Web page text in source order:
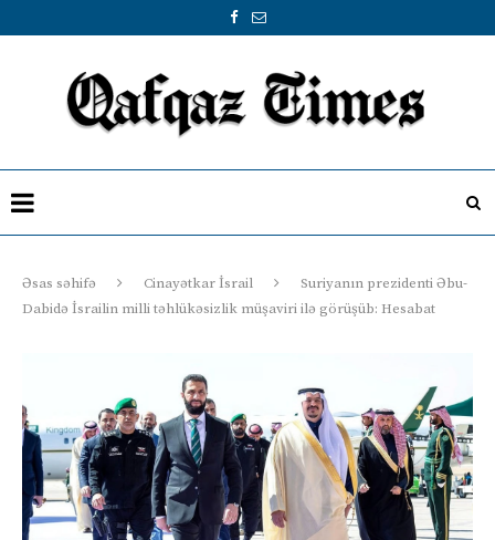
Əsas səhifə Cinayətkar İsrail
Suriyanın prezidenti Əbu-
Dabidə İsrailin milli təhlükəsizlik müşaviri ilə görüşüb: Hesabat